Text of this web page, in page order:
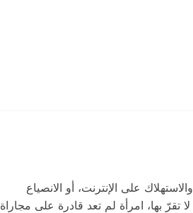
على الإنترنت، أو الانصياع
تقرّ بها، امرأة لم تعد قادرة على مجاراة